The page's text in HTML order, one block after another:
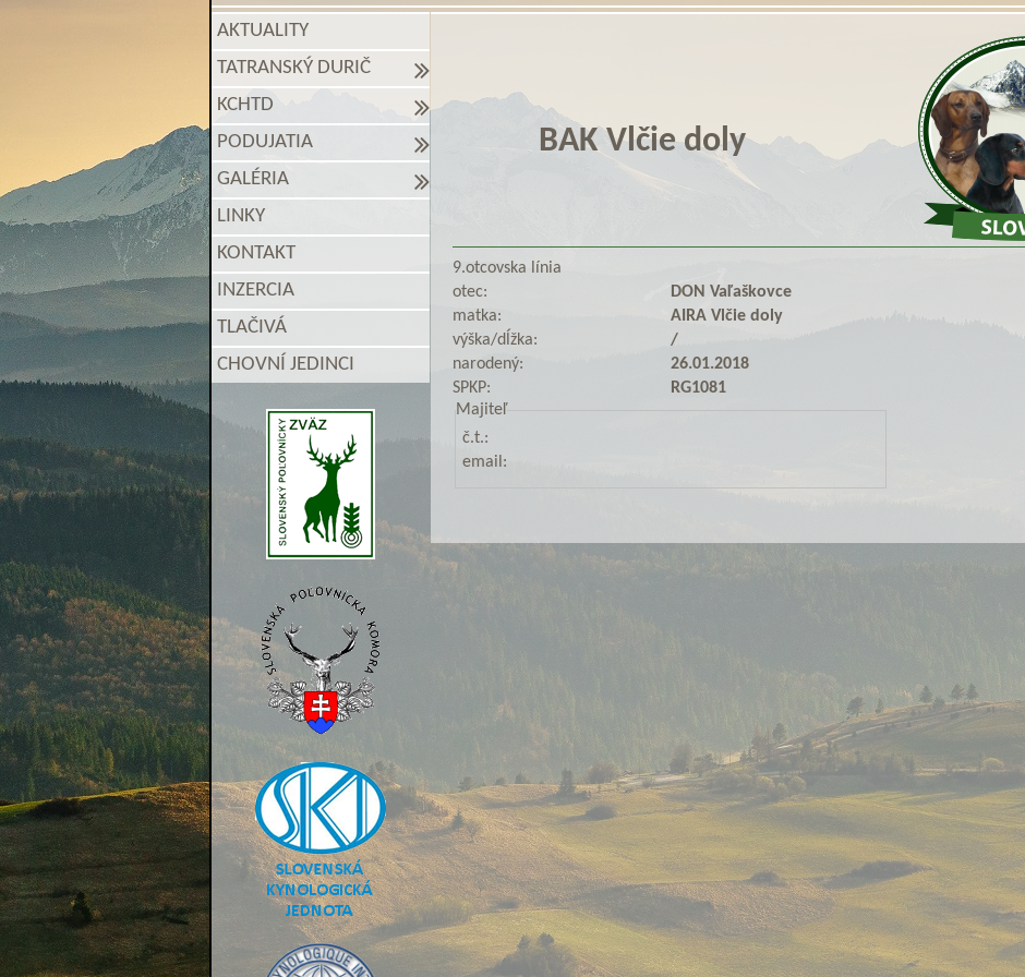
AKTUALITY
TATRANSKÝ DURIČ
KCHTD
PODUJATIA
GALÉRIA
LINKY
KONTAKT
INZERCIA
TLAČIVÁ
CHOVNÍ JEDINCI
BAK Vlčie doly
9.otcovska línia
otec:
DON Vaľaškovce
matka:
AIRA Vlčie doly
výška/dĺžka:
/
narodený:
26.01.2018
SPKP:
RG1081
Majiteľ
č.t.:
email: